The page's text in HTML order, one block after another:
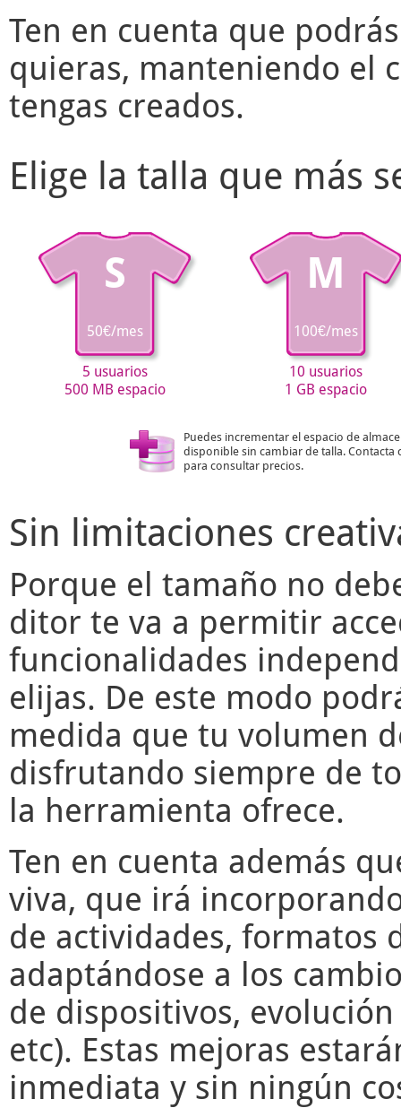
Ten en cuenta que
quieras, manteniendo el
tengas creados.
Elige la talla que más
S
50€/mes
5 usuarios
500 MB espacio
M
100€/mes
10 usuarios
1 GB espacio
Puedes incrementar el espacio de
disponible sin cambiar de talla. Contacta
para consultar precios.
Sin limitaciones
Porque el tamaño no
ditor te va a permitir
funcionalidades
elijas. De este modo
medida que tu volumen
disfrutando siempre de
la herramienta ofrece.
Ten en cuenta además
viva, que irá
de actividades, formatos
adaptándose a los
de dispositivos,
etc). Estas mejoras
inmediata y sin ningún